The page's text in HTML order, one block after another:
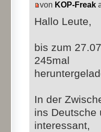
von KOP-Freak
Hallo Leute,
bis zum
245mal
In der
ins Deutsche
interessant,